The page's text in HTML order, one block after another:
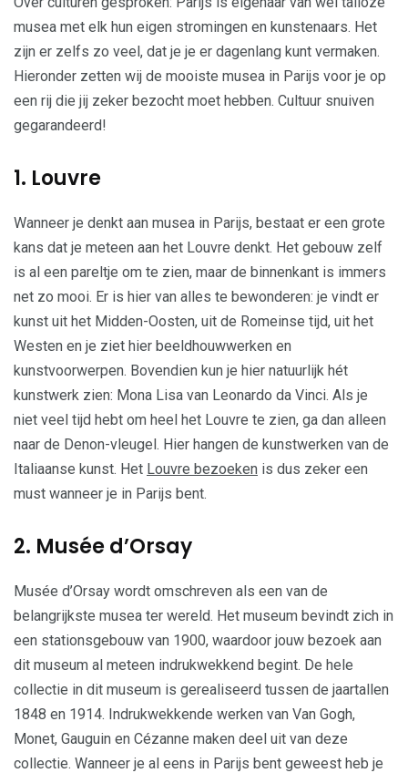
musea met elk hun eigen stromingen en kunstenaars. Het
zijn er zelfs zo veel, dat je je er dagenlang kunt vermaken.
Hieronder zetten wij de mooiste musea in Parijs voor je op
een rij die jij zeker bezocht moet hebben. Cultuur snuiven
gegarandeerd!
1. Louvre
Wanneer je denkt aan musea in Parijs, bestaat er een grote
kans dat je meteen aan het Louvre denkt. Het gebouw zelf
is al een pareltje om te zien, maar de binnenkant is immers
net zo mooi. Er is hier van alles te bewonderen: je vindt er
kunst uit het Midden-Oosten, uit de Romeinse tijd, uit het
Westen en je ziet hier beeldhouwwerken en
kunstvoorwerpen. Bovendien kun je hier natuurlijk hét
kunstwerk zien: Mona Lisa van Leonardo da Vinci. Als je
niet veel tijd hebt om heel het Louvre te zien, ga dan alleen
naar de Denon-vleugel. Hier hangen de kunstwerken van de
Italiaanse kunst. Het Louvre bezoeken is dus zeker een
must wanneer je in Parijs bent.
2. Musée d’Orsay
Musée d’Orsay wordt omschreven als een van de
belangrijkste musea ter wereld. Het museum bevindt zich in
een stationsgebouw van 1900, waardoor jouw bezoek aan
dit museum al meteen indrukwekkend begint. De hele
collectie in dit museum is gerealiseerd tussen de jaartallen
1848 en 1914. Indrukwekkende werken van Van Gogh,
Monet, Gauguin en Cézanne maken deel uit van deze
collectie. Wanneer je al eens in Parijs bent geweest heb je